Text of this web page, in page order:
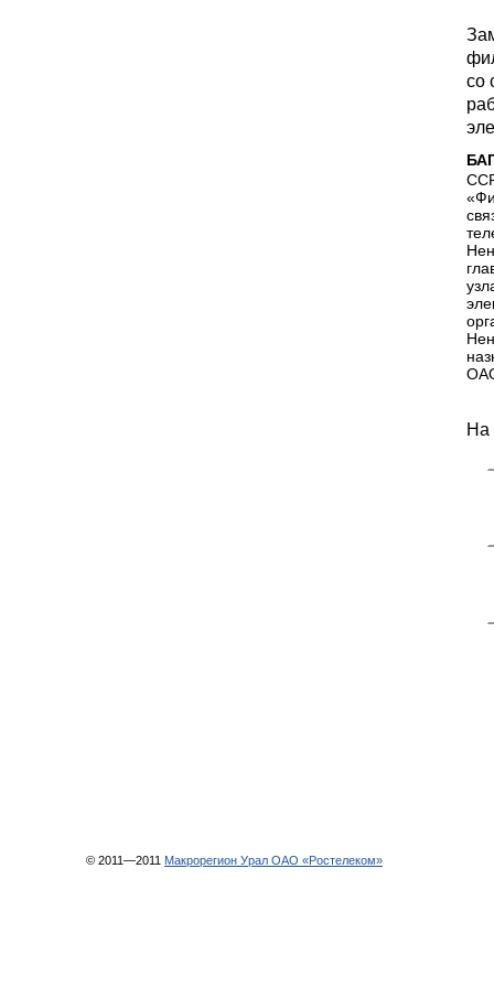
со
На
© 2011—2011 Макрорегион Урал ОАО «Ростелеком»